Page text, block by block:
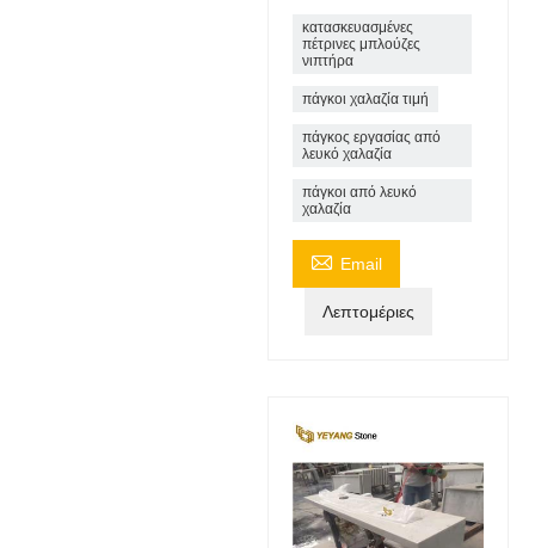
κατασκευασμένες
πέτρινες μπλούζες
νιπτήρα
πάγκοι χαλαζία τιμή
πάγκος εργασίας από
λευκό χαλαζία
πάγκοι από λευκό
χαλαζία
 Email
Λεπτομέριες